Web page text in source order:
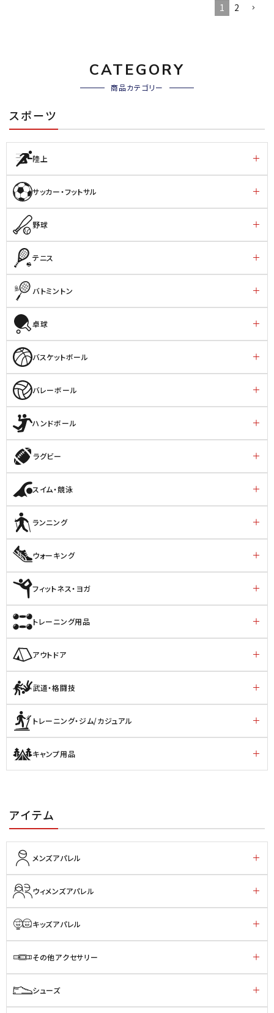
1
2
CATEGORY
商品カテゴリー
スポーツ
陸上
サッカー・フットサル
野球
テニス
バトミントン
卓球
バスケットボール
バレーボール
ハンドボール
ラグビー
スイム・競泳
ランニング
ウォーキング
フィットネス・ヨガ
トレーニング用品
アウトドア
武道・格闘技
トレーニング・ジム/カジュアル
キャンプ用品
アイテム
メンズアパレル
ウィメンズアパレル
キッズアパレル
その他アクセサリー
シューズ